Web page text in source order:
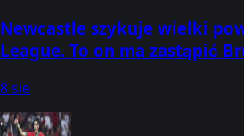
Newcastle szykuje wielki
League. To on ma zastąpić
8 sie